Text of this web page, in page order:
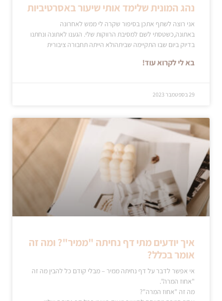
נהג המונית שלימד אותי שיעור באסרטיביות
אני רוצה לשתף אתכן בסיפור שקרה לי ממש לאחרונה
באתונה,כשטסתי לשם למסיבת הרווקות שלי. הגענו לאתונה ונחתנו
בדיוק ביום שבו התקיימה שביתהולא הייתה תחבורה ציבורית
בא לי לקרוא עוד!
29 בספטמבר 2023
איך יודעים מתי דף נחיתה "ממיר"? ומה זה
אומר בכלל?
אי אפשר לדבר על דף נחיתה ממיר – מבלי קודם כל להבין מה זה
"אחוז המרה".
מה זה "אחוז המרה"?